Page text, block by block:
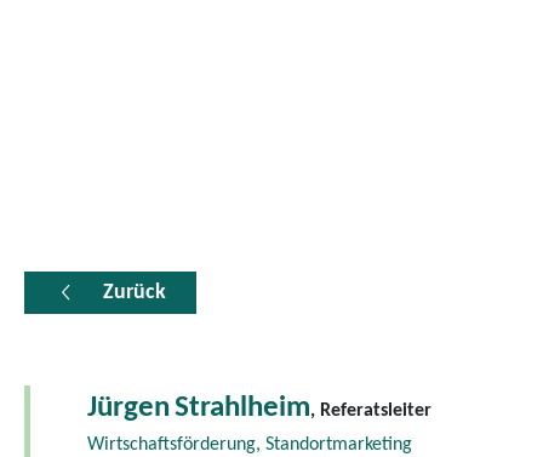
Zurück
JürgenStrahlheim, Referatsleiter
Wirtschaftsförderung, Standortmarketing